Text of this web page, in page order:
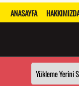
ANASAYFA